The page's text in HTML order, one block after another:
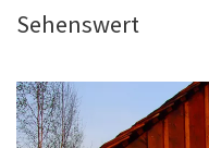
Sehenswert